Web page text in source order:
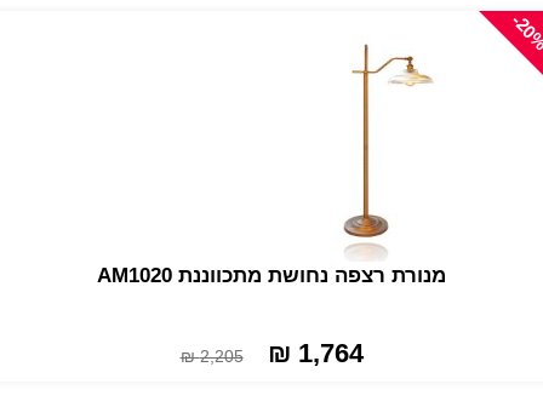
-
מנורת רצפה נחושת מתכווננת AM1020
1,764 ₪
2,205 ₪